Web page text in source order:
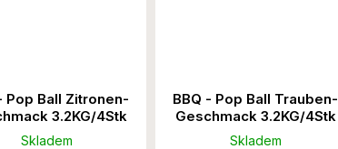
Pop Ball Zitronen-
3.2KG/4Stk
Skladem
BBQ - Pop Ball Trauben-
Geschmack 3.2KG/4Stk
Skladem